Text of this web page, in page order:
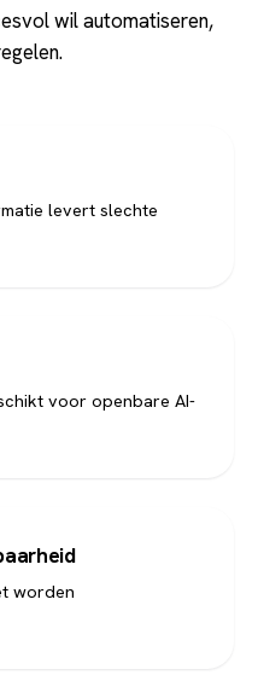
wil automatiseren,
levert slechte
voor openbare AI-
worden